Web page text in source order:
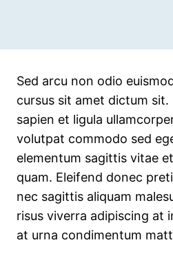
Sed arcu non odio
cursus sit amet dictum
sapien et ligula
volutpat commodo sed
elementum sagittis vitae
quam. Eleifend donec
nec sagittis aliquam
risus viverra adipiscing at
at urna condimentum